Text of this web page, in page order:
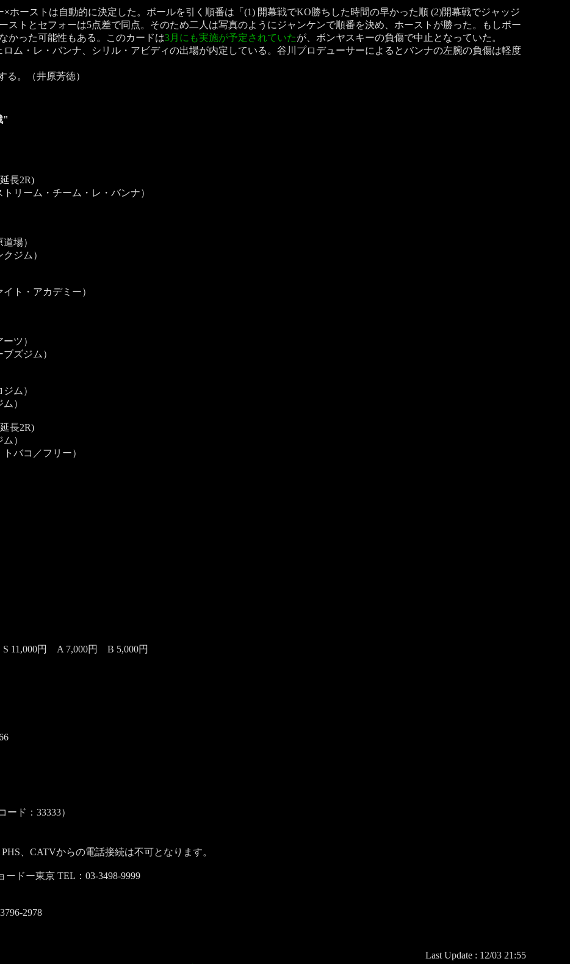
ーストは自動的に決定した。ボールを引く順番は「(1) 開幕戦でKO勝ちした時間の早かった順 (2)開幕戦でジャッジ
ストとセフォーは5点差で同点。そのため二人は写真のようにジャンケンで順番を決め、ホーストが勝った。もしボー
かった可能性もある。このカードは3月にも実施が予定されていたが、ボンヤスキーの負傷で中止となっていた。
ム・レ・バンナ、シリル・アビディの出場が内定している。谷川プロデューサーによるとバンナの左腕の負傷は軽度
。（井原芳徳）
"
長2R)
リーム・チーム・レ・バンナ）
場）
ジム）
ト・アカデミー）
ツ）
ズジム）
ジム）
）
長2R)
）
バコ／フリー）
11,000円 A 7,000円 B 5,000円
ード：33333）
、CATVからの電話接続は不可となります。
ドー東京 TEL：03-3498-9999
2978
Last Update : 12/03 21:55